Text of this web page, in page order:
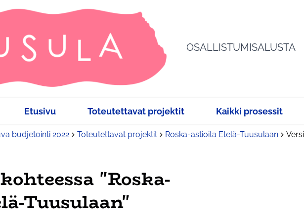
OSALLISTUMISALUSTA
Etusivu Toteutettavat projektit Kaikki prosessit
budjetointi 2022 Toteutettavat projektit Roska-astioita Etelä-Tuusulaan
"Roska-
Tuusulaan"